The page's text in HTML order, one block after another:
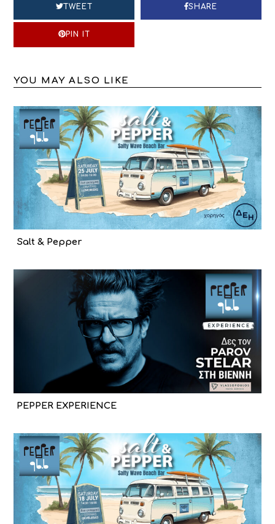
TWEET SHARE
PIN IT
YOU MAY ALSO LIKE
Salt & Pepper
PEPPER EXPERIENCE